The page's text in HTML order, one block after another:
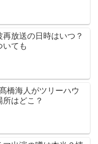
放送の日時はいつ？
いても
橋海人がツリーハウ
はどこ？